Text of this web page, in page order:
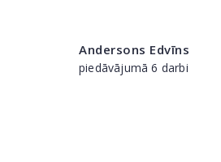
Andersons Edvīns
piedāvājumā 6 darbi